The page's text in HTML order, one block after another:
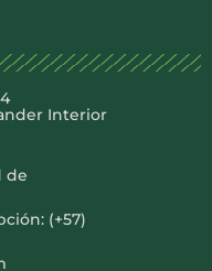
Interior
de
(+57)